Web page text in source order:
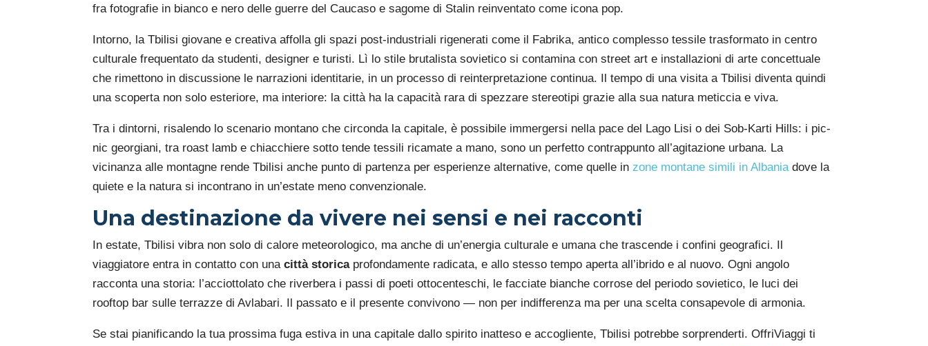
fra fotografie in bianco e nero delle guerre del Caucaso e sagome di Stalin reinventato come icona pop.
Intorno, la Tbilisi giovane e creativa affolla gli spazi post-industriali rigenerati come il Fabrika, antico complesso tessile trasformato in centro
culturale frequentato da studenti, designer e turisti. Lì lo stile brutalista sovietico si contamina con street art e installazioni di arte concettuale
che rimettono in discussione le narrazioni identitarie, in un processo di reinterpretazione continua. Il tempo di una visita a Tbilisi diventa quindi
una scoperta non solo esteriore, ma interiore: la città ha la capacità rara di spezzare stereotipi grazie alla sua natura meticcia e viva.
Tra i dintorni, risalendo lo scenario montano che circonda la capitale, è possibile immergersi nella pace del Lago Lisi o dei Sob-Karti Hills: i pic-
nic georgiani, tra roast lamb e chiacchiere sotto tende tessili ricamate a mano, sono un perfetto contrappunto all’agitazione urbana. La
vicinanza alle montagne rende Tbilisi anche punto di partenza per esperienze alternative, come quelle inzone montane simili in Albaniadove la
quiete e la natura si incontrano in un’estate meno convenzionale.
Una destinazione da vivere nei sensi e nei racconti
In estate, Tbilisi vibra non solo di calore meteorologico, ma anche di un’energia culturale e umana che trascende i confini geografici. Il
viaggiatore entra in contatto con unacittà storicaprofondamente radicata, e allo stesso tempo aperta all’ibrido e al nuovo. Ogni angolo
racconta una storia: l’acciottolato che riverbera i passi di poeti ottocenteschi, le facciate bianche corrose del periodo sovietico, le luci dei
rooftop bar sulle terrazze di Avlabari. Il passato e il presente convivono — non per indifferenza ma per una scelta consapevole di armonia.
Se stai pianificando la tua prossima fuga estiva in una capitale dallo spirito inatteso e accogliente, Tbilisi potrebbe sorprenderti. OffriViaggi ti